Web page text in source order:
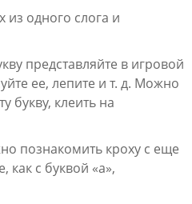
одного слога и
представляйте в игровой
ее, лепите и т. д. Можно
букву, клеить на
познакомить кроху с еще
как с буквой «а»,